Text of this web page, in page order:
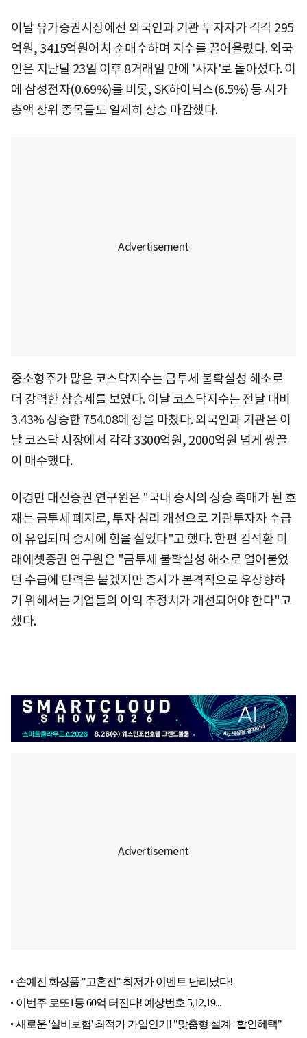
이날 유가증권시장에선 외국인과 기관 투자자가 각각 295
억원, 3415억원어치 순매수하며 지수를 끌어올렸다. 외국
인은 지난달 23일 이후 8거래일 만에 '사자'로 돌아섰다. 이
에 삼성전자(0.69%)를 비롯, SK하이닉스(6.5%) 등 시가
총액 상위 종목들도 일제히 상승 마감했다.
중소형주가 많은 코스닥지수는 금투세 불확실성 해소로
더 강력한 상승세를 보였다. 이날 코스닥지수는 전날 대비
3.43% 상승한 754.08에 장을 마쳤다. 외국인과 기관은 이
날 코스닥 시장에서 각각 3300억원, 2000억원 넘게 쌍끌
이 매수했다.
이경민 대신증권 연구원은 "국내 증시의 상승 촉매가 된 호
재는 금투세 폐지로, 투자 심리 개선으로 기관투자자 수급
이 유입되며 증시에 힘을 실었다"고 했다. 한편 김석환 미
래에셋증권 연구원은 "금투세 불확실성 해소로 얼어붙었
던 수급에 탄력은 붙겠지만 증시가 본격적으로 우상향하
기 위해서는 기업들의 이익 추정치가 개선되어야 한다"고
했다.